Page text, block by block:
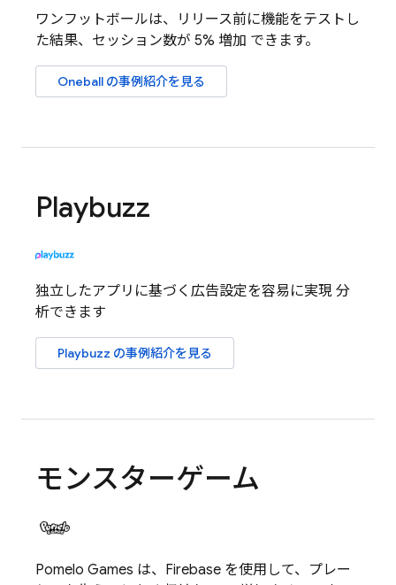
ワンフットボールは、リリース前に機能をテストし
た結果、セッション数が 5% 増加 できます。
Oneball の事例紹介を見る
Playbuzz
独立したアプリに基づく広告設定を容易に実現 分
析できます
Playbuzz の事例紹介を見る
モンスターゲーム
Pomelo Games は、Firebase を使用して、プレー